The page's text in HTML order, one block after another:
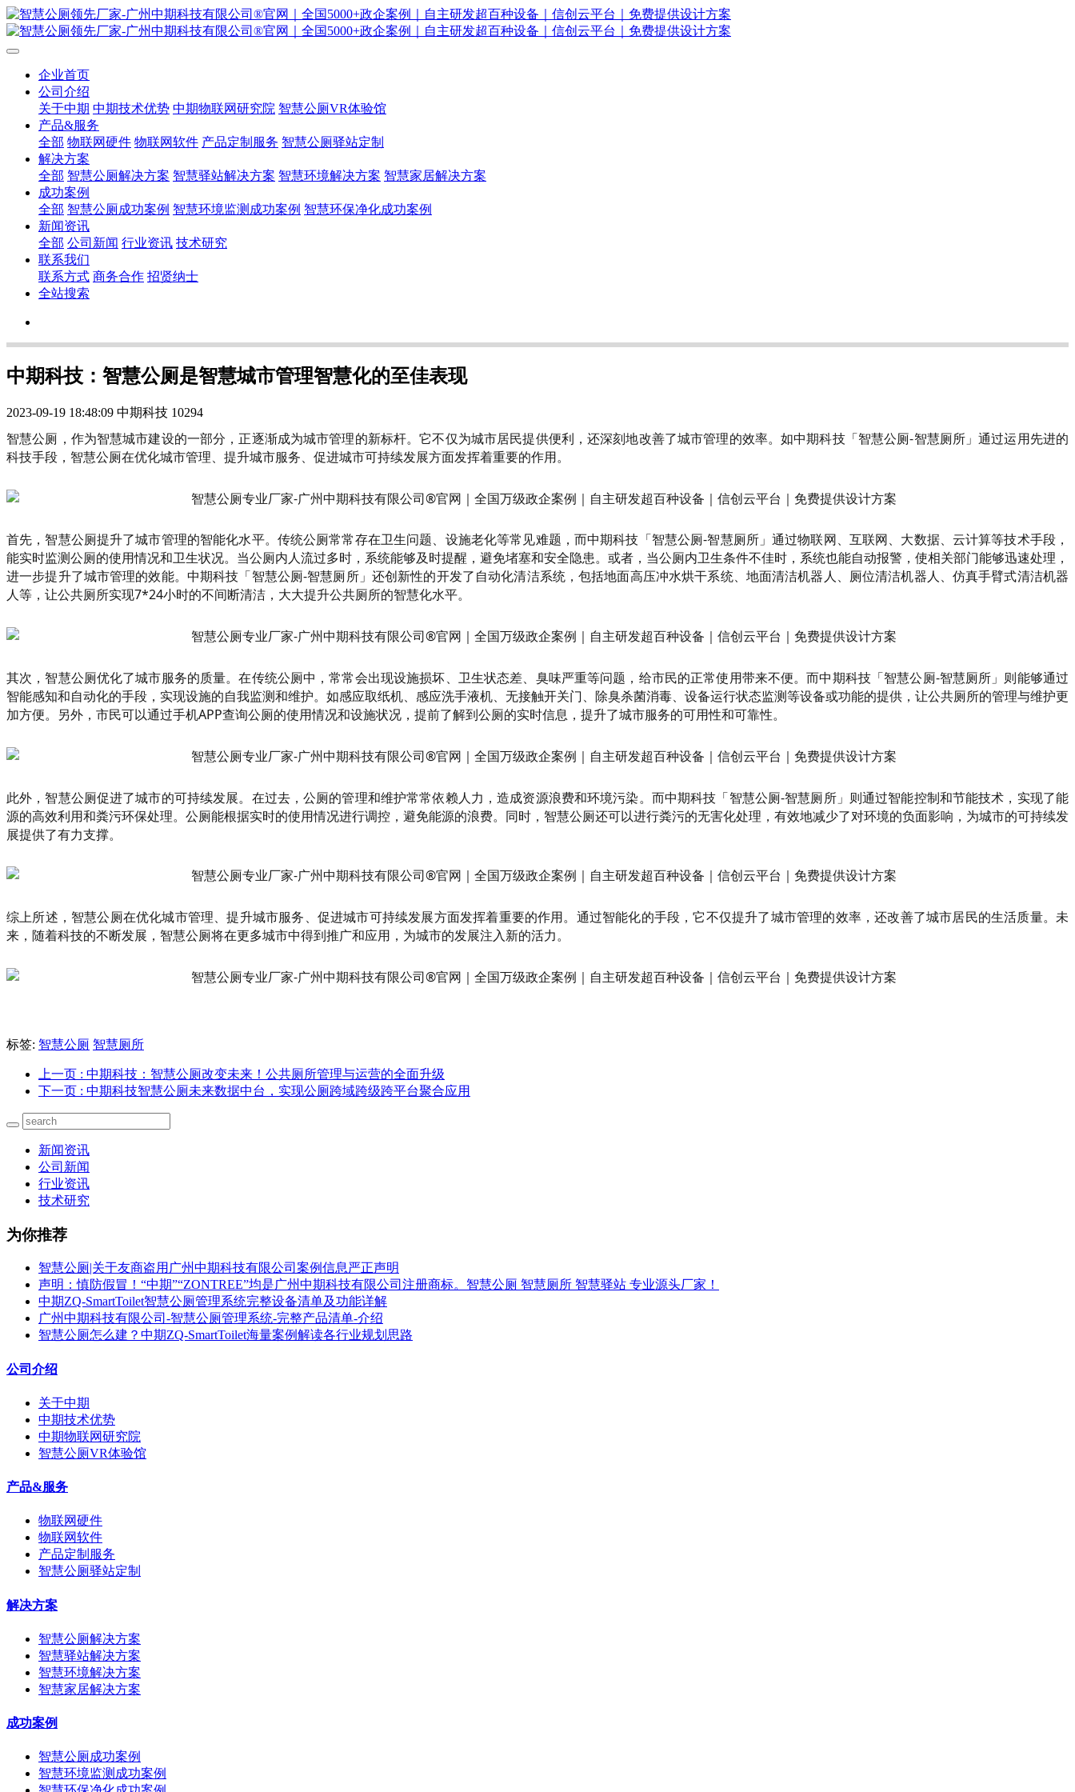
企业首页
公司介绍
关于中期 中期技术优势 中期物联网研究院 智慧公厕VR体验馆
产品&服务
全部 物联网硬件 物联网软件 产品定制服务 智慧公厕驿站定制
解决方案
全部 智慧公厕解决方案 智慧驿站解决方案 智慧环境解决方案 智慧家居解决方案
成功案例
全部 智慧公厕成功案例 智慧环境监测成功案例 智慧环保净化成功案例
新闻资讯
全部 公司新闻 行业资讯 技术研究
联系我们
联系方式 商务合作 招贤纳士
全站搜索
中期科技：智慧公厕是智慧城市管理智慧化的至佳表现
2023-09-19 18:48:09 中期科技 10294
智慧公厕，作为智慧城市建设的一部分，正逐渐成为城市管理的新标杆。它不仅为城市居民提供便利，还深刻地改善了城市管理的效率。如中期科技「智慧公厕-智慧厕所」通过运用先进的
科技手段，智慧公厕在优化城市管理、提升城市服务、促进城市可持续发展方面发挥着重要的作用。
首先，智慧公厕提升了城市管理的智能化水平。传统公厕常常存在卫生问题、设施老化等常见难题，而中期科技「智慧公厕-智慧厕所」通过物联网、互联网、大数据、云计算等技术手段，
能实时监测公厕的使用情况和卫生状况。当公厕内人流过多时，系统能够及时提醒，避免堵塞和安全隐患。或者，当公厕内卫生条件不佳时，系统也能自动报警，使相关部门能够迅速处理，
进一步提升了城市管理的效能。中期科技「智慧公厕-智慧厕所」还创新性的开发了自动化清洁系统，包括地面高压冲水烘干系统、地面清洁机器人、厕位清洁机器人、仿真手臂式清洁机器
人等，让公共厕所实现7*24小时的不间断清洁，大大提升公共厕所的智慧化水平。
其次，智慧公厕优化了城市服务的质量。在传统公厕中，常常会出现设施损坏、卫生状态差、臭味严重等问题，给市民的正常使用带来不便。而中期科技「智慧公厕-智慧厕所」则能够通过
智能感知和自动化的手段，实现设施的自我监测和维护。如感应取纸机、感应洗手液机、无接触开关门、除臭杀菌消毒、设备运行状态监测等设备或功能的提供，让公共厕所的管理与维护更
加方便。另外，市民可以通过手机APP查询公厕的使用情况和设施状况，提前了解到公厕的实时信息，提升了城市服务的可用性和可靠性。
此外，智慧公厕促进了城市的可持续发展。在过去，公厕的管理和维护常常依赖人力，造成资源浪费和环境污染。而中期科技「智慧公厕-智慧厕所」则通过智能控制和节能技术，实现了能
源的高效利用和粪污环保处理。公厕能根据实时的使用情况进行调控，避免能源的浪费。同时，智慧公厕还可以进行粪污的无害化处理，有效地减少了对环境的负面影响，为城市的可持续发
展提供了有力支撑。
综上所述，智慧公厕在优化城市管理、提升城市服务、促进城市可持续发展方面发挥着重要的作用。通过智能化的手段，它不仅提升了城市管理的效率，还改善了城市居民的生活质量。未
来，随着科技的不断发展，智慧公厕将在更多城市中得到推广和应用，为城市的发展注入新的活力。
标签: 智慧公厕 智慧厕所
上一页 : 中期科技：智慧公厕改变未来！公共厕所管理与运营的全面升级
下一页 : 中期科技智慧公厕未来数据中台，实现公厕跨域跨级跨平台聚合应用
新闻资讯
公司新闻
行业资讯
技术研究
为你推荐
智慧公厕|关于友商盗用广州中期科技有限公司案例信息严正声明
声明：慎防假冒！“中期”“ZONTREE”均是广州中期科技有限公司注册商标。智慧公厕 智慧厕所 智慧驿站 专业源头厂家！
中期ZQ-SmartToilet智慧公厕管理系统完整设备清单及功能详解
广州中期科技有限公司-智慧公厕管理系统-完整产品清单-介绍
智慧公厕怎么建？中期ZQ-SmartToilet海量案例解读各行业规划思路
公司介绍
关于中期
中期技术优势
中期物联网研究院
智慧公厕VR体验馆
产品&服务
物联网硬件
物联网软件
产品定制服务
智慧公厕驿站定制
解决方案
智慧公厕解决方案
智慧驿站解决方案
智慧环境解决方案
智慧家居解决方案
成功案例
智慧公厕成功案例
智慧环境监测成功案例